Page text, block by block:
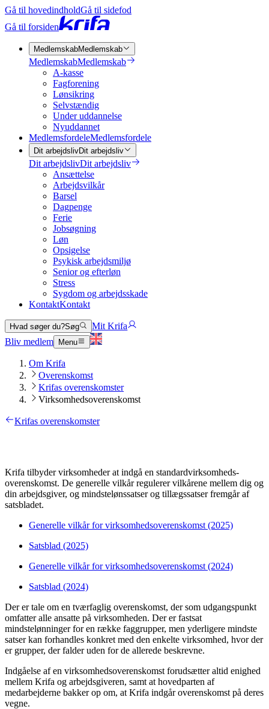
Gå til hovedindholdGå til sidefod
Gå til forsiden
MedlemskabMedlemskab
MedlemskabMedlemskab
A-kasse
Fagforening
Lønsikring
Selvstændig
Under uddannelse
Nyuddannet
MedlemsfordeleMedlemsfordele
Dit arbejdslivDit arbejdsliv
Dit arbejdslivDit arbejdsliv
Ansættelse
Arbejdsvilkår
Barsel
Dagpenge
Ferie
Jobsøgning
Løn
Opsigelse
Psykisk arbejdsmiljø
Senior og efterløn
Stress
Sygdom og arbejdsskade
KontaktKontakt
Hvad søger du?Søg
Mit Krifa
Bliv medlem
Menu
Om Krifa
Overenskomst
Krifas overenskomster
Virksomhedsoverenskomst
Krifas overenskomster
Krifa tilbyder virksomheder at indgå en standardvirksomheds-
overenskomst. De generelle vilkår regulerer vilkårene mellem dig og
din arbejdsgiver, og mindstelønssatser og tillægssatser fremgår af
satsbladet.
Generelle vilkår for virksomhedsoverenskomst (2025)
Satsblad (2025)
Generelle vilkår for virksomhedsoverenskomst (2024)
Satsblad (2024)
Der er tale om en tværfaglig overenskomst, der som udgangspunkt
omfatter alle ansatte på virksomheden. Der er fastsat
mindstelønninger for en række faggrupper, men yderligere mindste
satser kan forhandles konkret med den enkelte virksomhed, hvor der
er grupper, der falder uden for de allerede beskrevne.
Indgåelse af en virksomhedsoverenskomst forudsætter altid enighed
mellem Krifa og arbejdsgiveren, samt at hovedparten af
medarbejderne bakker op om, at Krifa indgår overenskomst på deres
vegne.